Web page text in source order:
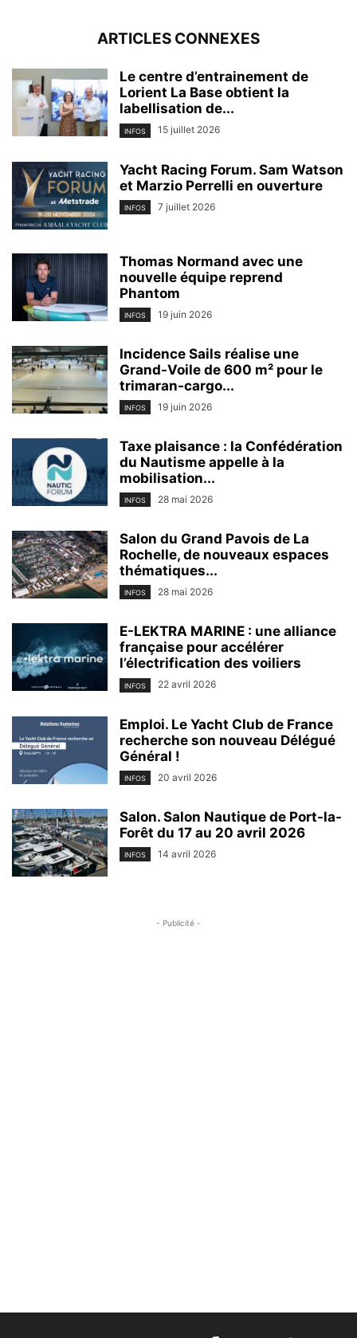
ARTICLES CONNEXES
Le centre d’entrainement de
Lorient La Base obtient la
labellisation de...
INFOS 15 juillet 2026
Yacht Racing Forum. Sam Watson
et Marzio Perrelli en ouverture
INFOS 7 juillet 2026
Thomas Normand avec une
nouvelle équipe reprend
Phantom
INFOS 19 juin 2026
Incidence Sails réalise une
Grand-Voile de 600 m² pour le
trimaran-cargo...
INFOS 19 juin 2026
Taxe plaisance : la Confédération
du Nautisme appelle à la
mobilisation...
INFOS 28 mai 2026
Salon du Grand Pavois de La
Rochelle, de nouveaux espaces
thématiques...
INFOS 28 mai 2026
E-LEKTRA MARINE : une alliance
française pour accélérer
l’électrification des voiliers
INFOS 22 avril 2026
Emploi. Le Yacht Club de France
recherche son nouveau Délégué
Général !
INFOS 20 avril 2026
Salon. Salon Nautique de Port-la-
Forêt du 17 au 20 avril 2026
INFOS 14 avril 2026
- Publicité -